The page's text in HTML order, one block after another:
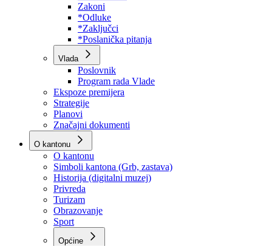
Poslovnik
Program rada Skupštine
Budžet 2026
Zakoni
*Odluke
*Zaključci
*Poslanička pitanja
Vlada
Poslovnik
Program rada Vlade
Ekspoze premijera
Strategije
Planovi
Značajni dokumenti
O kantonu
O kantonu
Simboli kantona (Grb, zastava)
Historija (digitalni muzej)
Privreda
Turizam
Obrazovanje